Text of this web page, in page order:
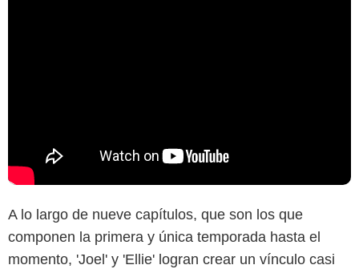
A lo largo de nueve capítulos, que son los que
componen la primera y única temporada hasta el
momento, 'Joel' y 'Ellie' logran crear un vínculo casi